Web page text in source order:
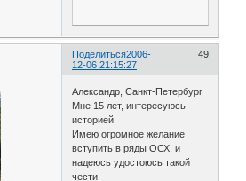
Поделиться 49
2006-
12-06 21:15:27
Александр, Санкт-Петербург
Мне 15 лет, интересуюсь
историей
Имею огромное желание
вступить в ряды ОСХ, и
надеюсь удостоюсь такой
чести